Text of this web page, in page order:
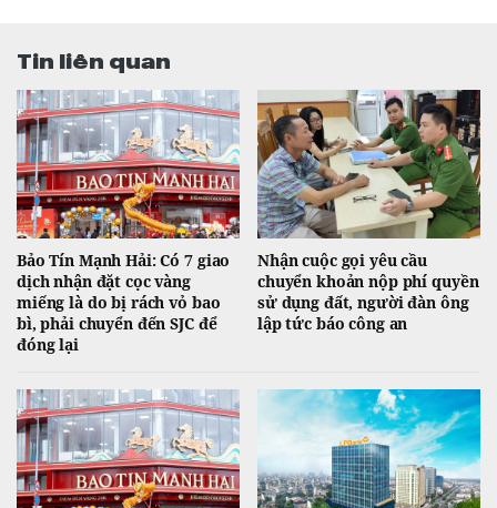
Tin liên quan
Bảo Tín Mạnh Hải: Có 7 giao
dịch nhận đặt cọc vàng
miếng là do bị rách vỏ bao
bì, phải chuyển đến SJC để
đóng lại
Nhận cuộc gọi yêu cầu
chuyển khoản nộp phí quyền
sử dụng đất, người đàn ông
lập tức báo công an